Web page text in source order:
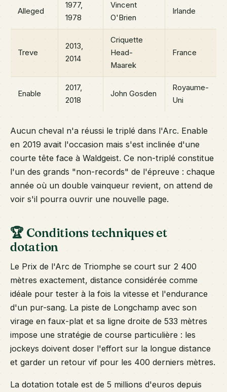
Alleged
1977,
1978
Vincent
O'Brien
Irlande
Treve
2013,
2014
Criquette
Head-
Maarek
France
Enable
2017,
2018
John Gosden
Royaume-
Uni
Aucun cheval n'a réussi le triplé dans l'Arc. Enable
en 2019 avait l'occasion mais s'est inclinée d'une
courte tête face à Waldgeist. Ce non-triplé constitue
l'un des grands "non-records" de l'épreuve : chaque
année où un double vainqueur revient, on attend de
voir s'il pourra ouvrir une nouvelle page.
🏆 Conditions techniques et
dotation
Le Prix de l'Arc de Triomphe se court sur 2 400
mètres exactement, distance considérée comme
idéale pour tester à la fois la vitesse et l'endurance
d'un pur-sang. La piste de Longchamp avec son
virage en faux-plat et sa ligne droite de 533 mètres
impose une stratégie de course particulière : les
jockeys doivent doser l'effort sur la longue distance
et garder un retour vif pour les 400 derniers mètres.
La dotation totale est de 5 millions d'euros depuis